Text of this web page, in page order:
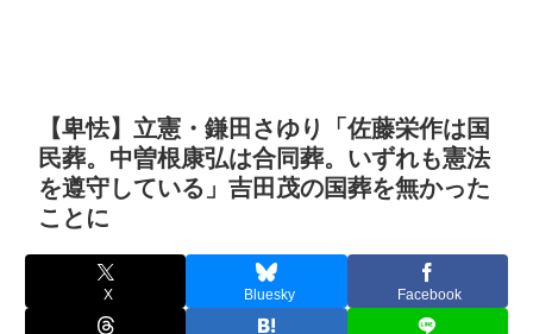
【卑怯】立憲・鎌田さゆり「佐藤栄作は国
民葬。中曽根康弘は合同葬。いずれも憲法
を遵守している」吉田茂の国葬を無かった
ことに
X Bluesky Facebook